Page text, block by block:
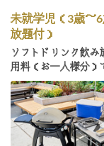
未就学児（3歳～
放題付）
ソフトドリンク飲
用料（お一人様分）